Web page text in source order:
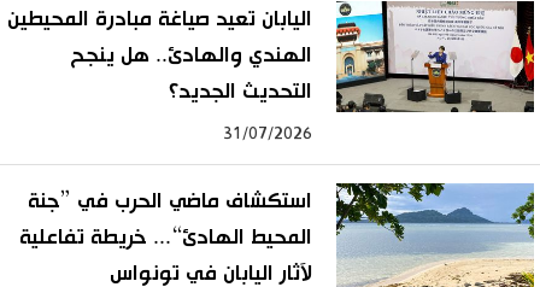
اليابان تعيد صياغة مبادرة المحيطين
الهندي والهادئ.. هل ينجح
التحديث الجديد؟
31/07/2026
استكشاف ماضي الحرب في ”جنة
المحيط الهادئ“... خريطة تفاعلية
لآثار اليابان في تونواس